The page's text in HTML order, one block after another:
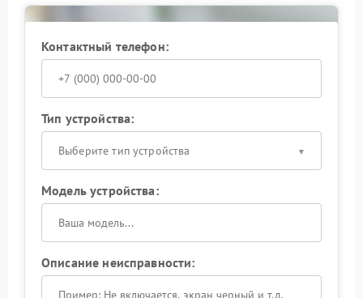
Контактный телефон:
Тип устройства:
Выберите тип устройства
Модель устройства:
Описание неисправности: